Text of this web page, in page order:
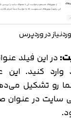
در وردپرس
:در این فیلد
رو تشکیل
سایت در عنوان